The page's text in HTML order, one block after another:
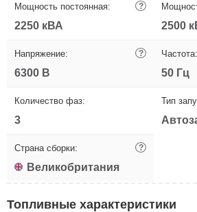
Мощность постоянная: ?
2250 кВА 2500
Напряжение: ?
6300 В
Частота:
50 Гц
Количество фаз:
3
Тип
Страна сборки: ?
Великобритания
Топливные характеристики